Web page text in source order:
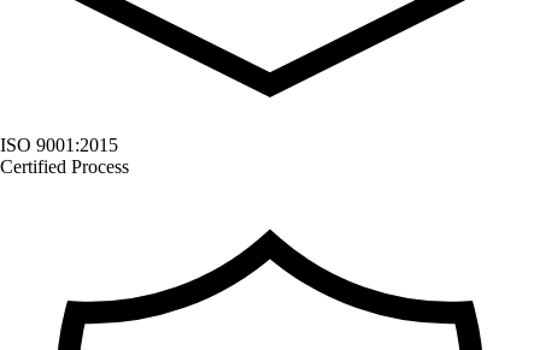
ISO 9001:2015
Certified Process